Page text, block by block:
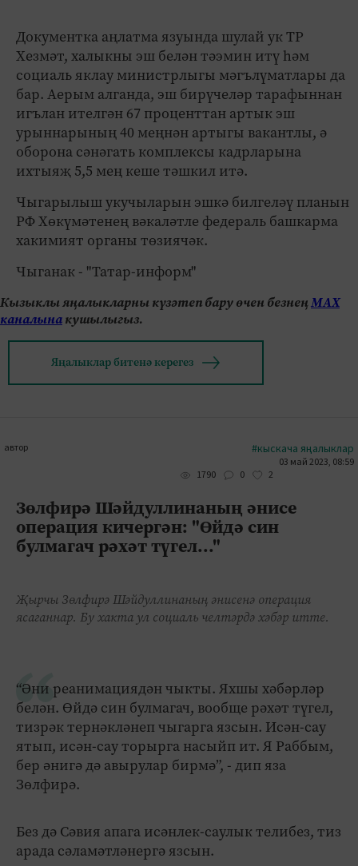
Документка аңлатма язуында шулай ук ТР
Хезмәт, халыкны эш белән тәэмин итү һәм
социаль яклау министрлыгы мәгълүматлары да
бар. Аерым алганда, эш бирүчеләр тарафыннан
игълан ителгән 67 проценттан артык эш
урыннарының 40 меңнән артыгы вакантлы, ә
оборона сәнәгать комплексы кадрларына
ихтыяҗ 5,5 мең кеше тәшкил итә.
Чыгарылыш укучыларын эшкә билгеләү планын
РФ Хөкүмәтенең вәкаләтле федераль башкарма
хакимият органы төзиячәк.
Чыганак - "Татар-информ"
Кызыклы яңалыкларны күзәтеп бару өчен безнеңМАХ
каналынакушылыгыз.
Яңалыклар битенә керегез
автор #кыскача яңалыклар
03 май 2023, 08:59
1790
0 2
Зөлфирә Шәйдуллинаның әнисе
операция кичергән: "Өйдә син
булмагач рәхәт түгел..."
Җырчы Зөлфирә Шәйдуллинаның әнисенә операция
ясаганнар. Бу хакта ул социаль челтәрдә хәбәр итте.
“Әни реанимациядән чыкты. Яхшы хәбәрләр
белән. Өйдә син булмагач, вообще рәхәт түгел,
тизрәк тернәкләнеп чыгарга язсын. Исән-сау
ятып, исән-сау торырга насыйп ит. Я Раббым,
бер әнигә дә авырулар бирмә”, - дип яза
Зөлфирә.
Без дә Сәвия апага исәнлек-саулык телибез, тиз
арада сәламәтләнергә язсын.